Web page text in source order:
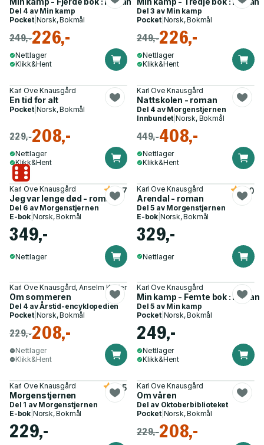
Del 4 av Min kamp
Pocket| Norsk, Bokmål
249,-226,-
Nettlager
Klikk&Hent
Del 3 av Min kamp
Pocket| Norsk, Bokmål
249,-226,-
Nettlager
Klikk&Hent
Karl Ove Knausgård
En tid for alt
Pocket| Norsk, Bokmål
229,-208,-
Nettlager
Klikk&Hent
Karl Ove Knausgård
Nattskolen - roman
Del 4 av Morgenstjernen
Innbundet |Norsk, Bokmål
449,-408,-
Nettlager
Klikk&Hent
Karl Ove Knausgård
Jeg var lenge død - roman
3.7
Del 6 av Morgenstjernen
E-bok Norsk, Bokmål
349,-
Nettlager
Karl Ove Knausgård
Arendal - roman
5.0
Del 5 av Morgenstjernen
E-bok Norsk, Bokmål
329,-
Nettlager
Karl Ove Knausgård, Anselm Kiefer
Om sommeren
Del 4 avÅrstid-encyklopedien
Pocket| Norsk, Bokmål
229,-208,-
Nettlager
Klikk&Hent
Karl Ove Knausgård
Min kamp - Femte bok : roman
Del 5 av Min kamp
Pocket| Norsk, Bokmål
249,-
Nettlager
Klikk&Hent
Karl Ove Knausgård
Morgenstjernen
4.5
Del 1 av Morgenstjernen
E-bok Norsk, Bokmål
229,-
Karl Ove Knausgård
Om våren
Del av Oktoberbiblioteket
Pocket| Norsk, Bokmål
229,-208,-